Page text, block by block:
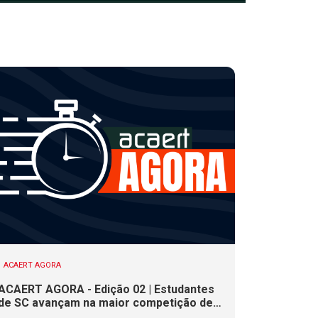
ACAERT AGORA
AGORA - Edição 02 | Estudantes
SC avançam na maior competição de